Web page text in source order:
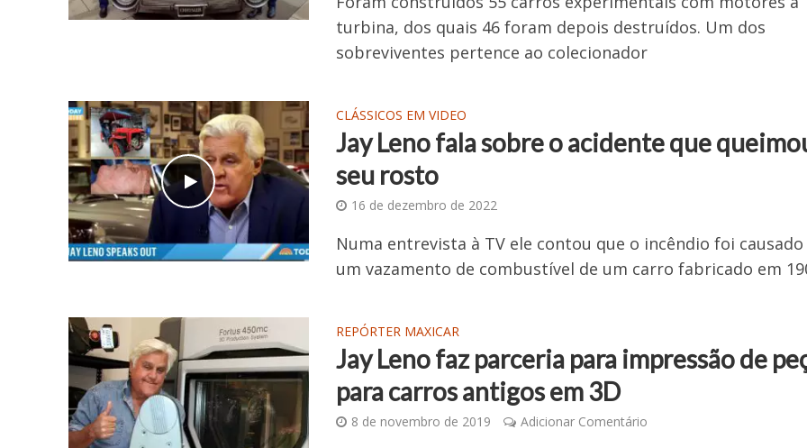
turbina, dos quais 46 foram depois destruídos. Um dos
sobreviventes pertence ao colecionador
CLÁSSICOS EM VIDEO
Jay Leno fala sobre o acidente que
seu rosto
16 de dezembro de 2022
Numa entrevista à TV ele contou que o incêndio foi
um vazamento de combustível de um carro fabricado em
REPÓRTER MAXICAR
Jay Leno faz parceria para impressão de
para carros antigos em 3D
8 de novembro de 2019 Adicionar Comentário